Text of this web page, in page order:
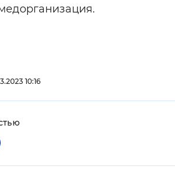
10:16